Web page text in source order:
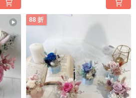
88 折